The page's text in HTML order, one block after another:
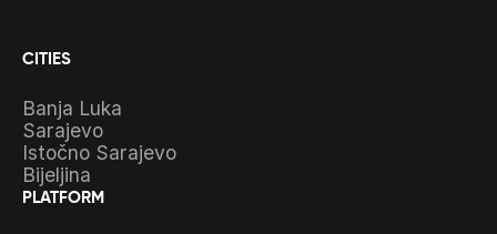
CITIES
Banja Luka
Sarajevo
Istočno Sarajevo
Bijeljina
PLATFORM